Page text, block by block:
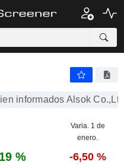
informados Alsok
Varia. 1 de
enero.
% -6,50 %